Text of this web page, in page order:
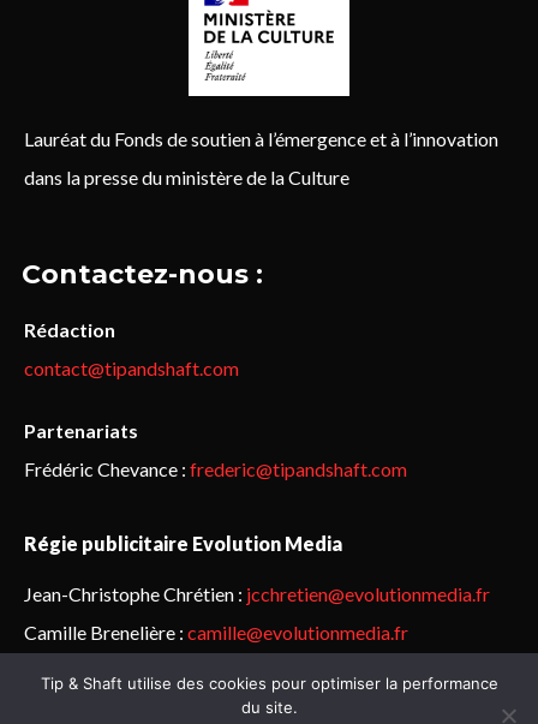
Lauréat du Fonds de soutien à l’émergence et à l’innovation
dans la presse du ministère de la Culture
Contactez-nous :
Rédaction
contact@tipandshaft.com
Partenariats
Frédéric Chevance : frederic@tipandshaft.com
Régie publicitaire Evolution Media
Jean-Christophe Chrétien : jcchretien@evolutionmedia.fr
Camille Brenelière : camille@evolutionmedia.fr
© Sailorz 2015-2025. Tous droits réservés.Mentions légales &
Tip & Shaft utilise des cookies pour optimiser la performance
du site.